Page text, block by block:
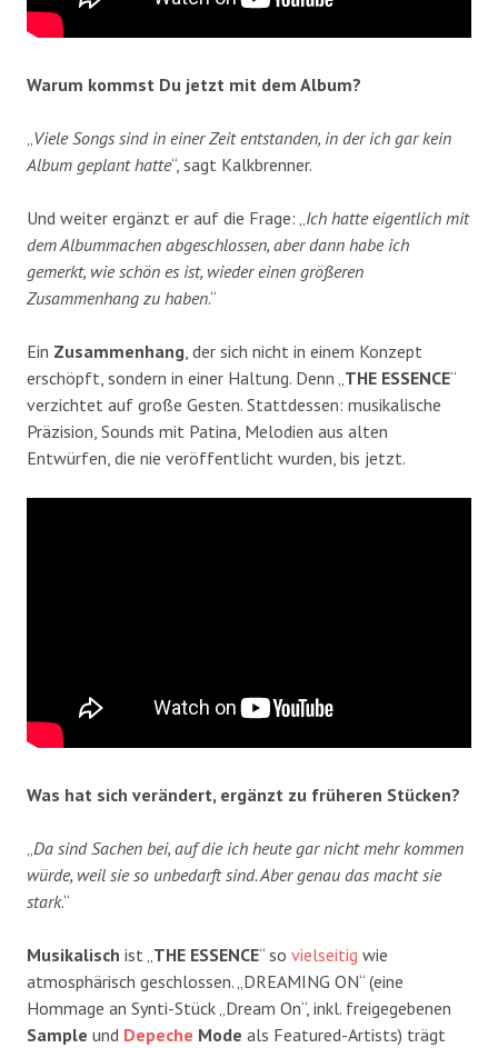
Warum kommst Du jetzt mit dem Album?
„Viele Songs sind in einer Zeit entstanden, in der ich gar kein
Album geplant hatte“, sagt Kalkbrenner.
Und weiter ergänzt er auf die Frage: „Ich hatte eigentlich mit
dem Albummachen abgeschlossen, aber dann habe ich
gemerkt, wie schön es ist, wieder einen größeren
Zusammenhang zu haben.“
Ein Zusammenhang, der sich nicht in einem Konzept
erschöpft, sondern in einer Haltung. Denn „THE ESSENCE“
verzichtet auf große Gesten. Stattdessen: musikalische
Präzision, Sounds mit Patina, Melodien aus alten
Entwürfen, die nie veröffentlicht wurden, bis jetzt.
Was hat sich verändert, ergänzt zu früheren Stücken?
„Da sind Sachen bei, auf die ich heute gar nicht mehr kommen
würde, weil sie so unbedarft sind. Aber genau das macht sie
stark.“
Musikalisch ist „THE ESSENCE“ so vielseitig wie
atmosphärisch geschlossen. „DREAMING ON“ (eine
Hommage an Synti-Stück „Dream On“, inkl. freigegebenen
Sample und Depeche Mode als Featured-Artists) trägt